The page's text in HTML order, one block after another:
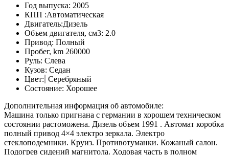
Год выпуска: 2005
КПП :Автоматическая
Двигатель:Дизель
Объем двигателя, см3: 2.0
Привод: Полный
Пробег, km 260000
Руль: Слева
Кузов: Седан
Цвет: Серебряный
Состояние: Хорошее
Дополнительная информация об автомобиле:
Машина только пригнана с германии в хорошем техническом
состоянии растоможена. Дизель объем 1991 . Автомат коробка
полный привод 4×4 электро зеркала. Электро
стеклоподемники. Круиз. Противотуманки. Кожаный салон.
Подогрев сидений магнитола. Ходовая часть в полном